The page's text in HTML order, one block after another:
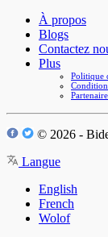
À propos
Blogs
Contactez
Plus
Politique
© 2026 -
Langue
English
French
Wolof